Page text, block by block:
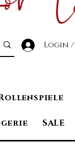
Login /
SALE